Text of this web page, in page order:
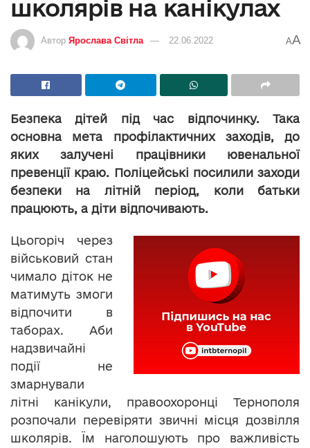
школярів на канікулах
Автор Ярослава Світла 22.06.2022 AA
Безпека дітей під час відпочинку. Така
основна мета профілактичних заходів, до
яких залучені працівники ювенальної
превенції краю. Поліцейські посилили заходи
безпеки на літній період, коли батьки
працюють, а діти відпочивають.
Цьогоріч через
військовий стан
чимало діток не
матимуть змоги
відпочити в
таборах. Аби
надзвичайні
події не
змарнували
літні канікули, правоохоронці Тернополя
розпочали перевіряти звичні місця дозвілля
школярів. Їм наголошують про важливість